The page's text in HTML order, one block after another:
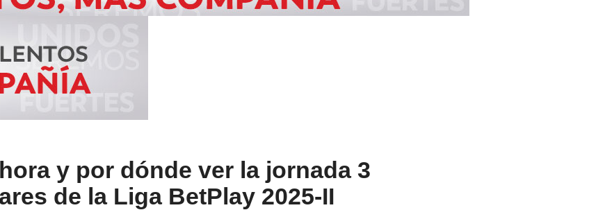
y por dónde ver la jornada 3
de la Liga BetPlay 2025-II